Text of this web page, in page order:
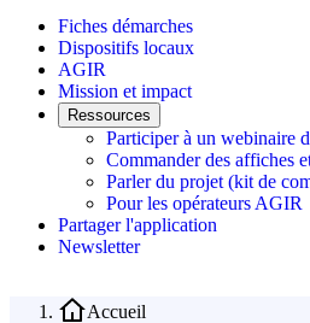
Fiches démarches
Dispositifs locaux
AGIR
Mission et impact
Ressources
Participer à un webinaire
Commander des affiches
Parler du projet (kit de
Pour les opérateurs AGIR
Partager l'application
Newsletter
Accueil